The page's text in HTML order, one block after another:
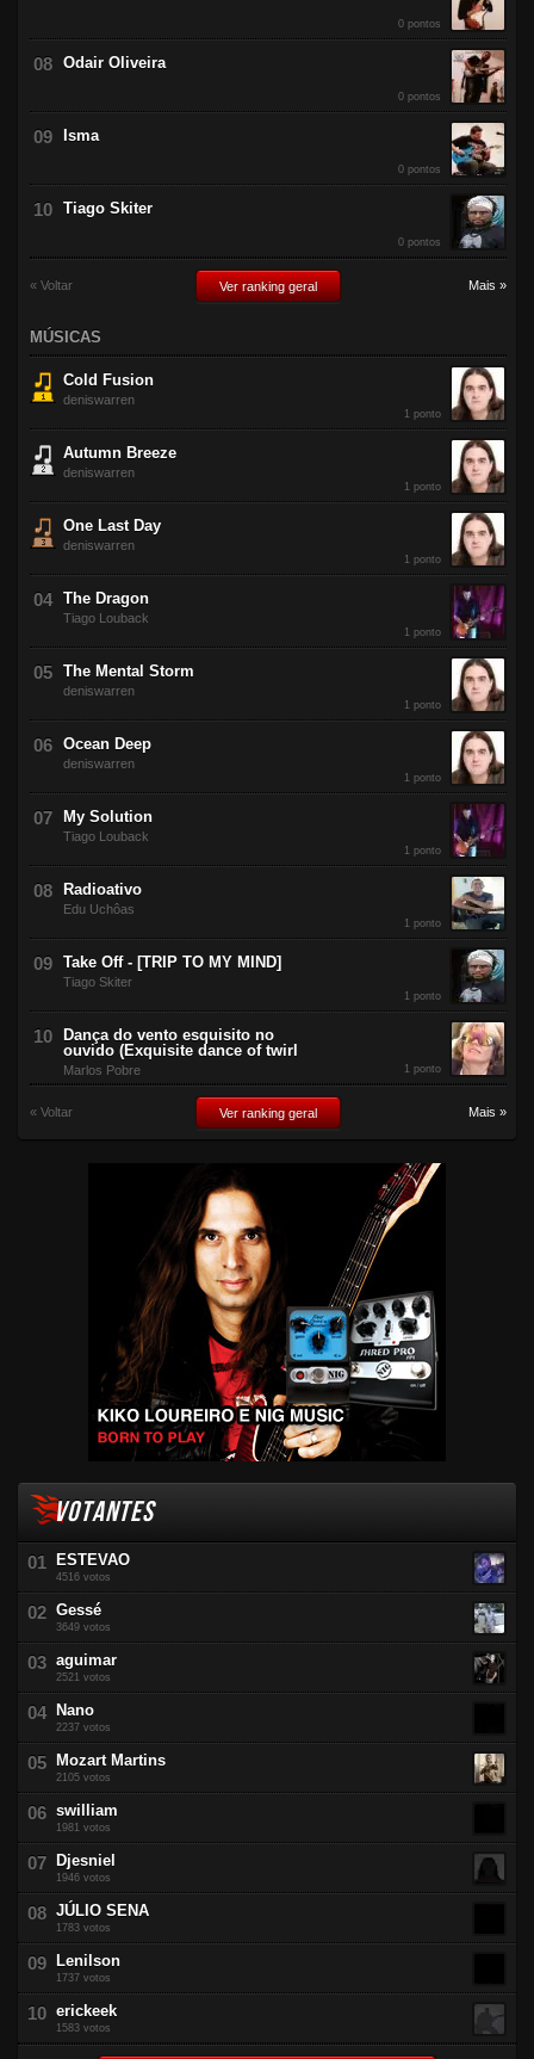
0 pontos
Odair Oliveira
0 pontos
Isma
0 pontos
Tiago Skiter
0 pontos
« Voltar Ver ranking geral Mais »
MÚSICAS
Cold Fusion
deniswarren
1 ponto
Autumn Breeze
deniswarren
1 ponto
One Last Day
deniswarren
1 ponto
The Dragon
Tiago Louback
1 ponto
The Mental Storm
deniswarren
1 ponto
Ocean Deep
deniswarren
1 ponto
My Solution
Tiago Louback
1 ponto
Radioativo
Edu Uchôas
1 ponto
Take Off - [TRIP TO MY MIND]
Tiago Skiter
1 ponto
Dança do vento esquisito no
ouvido (Exquisite dance of twirl
Marlos Pobre 1 ponto
« Voltar Ver ranking geral Mais »
VOTANTES
ESTEVAO
4516 votos
Gessé
3649 votos
aguimar
2521 votos
Nano
2237 votos
Mozart Martins
2105 votos
swilliam
1981 votos
Djesniel
1946 votos
JÚLIO SENA
1783 votos
Lenilson
1737 votos
erickeek
1583 votos